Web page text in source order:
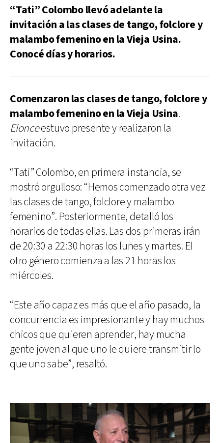
“Tati” Colombo llevó adelante la
invitación a las clases de tango, folclore y
malambo femenino en la Vieja Usina.
Conocé días y horarios.
Comenzaron las clases de tango, folclore y
malambo femenino en la Vieja Usina.
Elonceestuvo presente y realizaron la
invitación.
“Tati” Colombo, en primera instancia, se
mostró orgulloso: “Hemos comenzado otra vez
las clases de tango, folclore y malambo
femenino”. Posteriormente, detalló los
horarios de todas ellas. Las dos primeras irán
de 20:30 a 22:30 horas los lunes y martes. El
otro género comienza a las 21 horas los
miércoles.
“Este año capaz es más que el año pasado, la
concurrencia es impresionante y hay muchos
chicos que quieren aprender, hay mucha
gente joven al que uno le quiere transmitir lo
que uno sabe”, resaltó.